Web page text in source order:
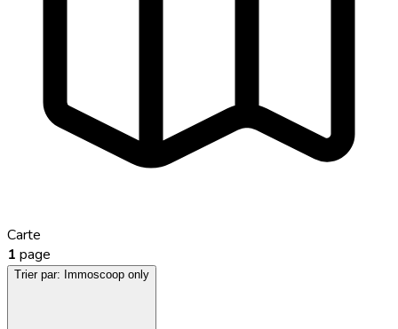
Carte
1 page
Trier par: Immoscoop only